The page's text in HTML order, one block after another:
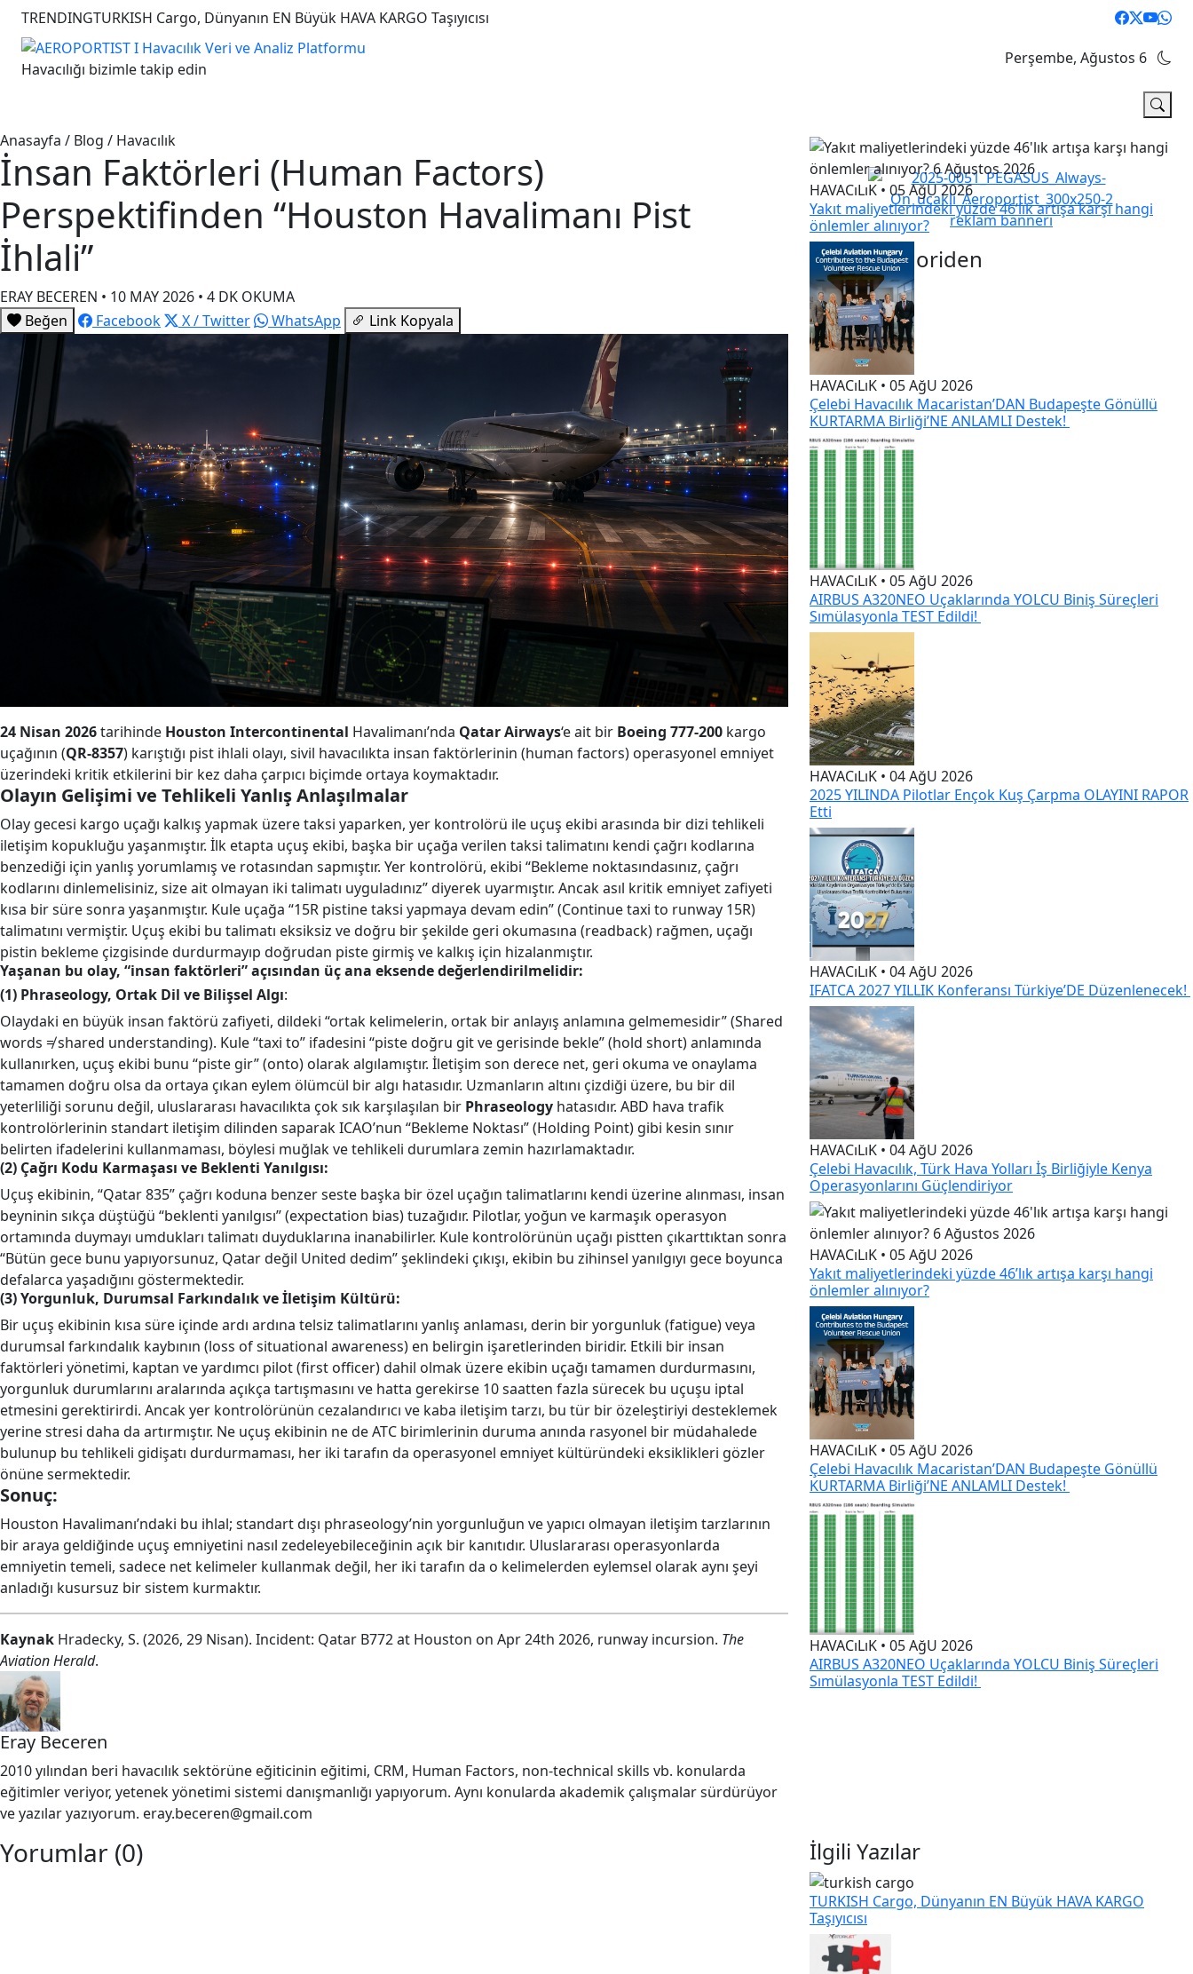
TRENDINGTURKISH Cargo, Dünyanın EN Büyük HAVA KARGO Taşıyıcısı
Havacılığı bizimle takip edin
Perşembe, Ağustos 6
Anasayfa / Blog / Havacılık
İnsan Faktörleri (Human Factors)
Perspektifinden “Houston Havalimanı Pist
İhlali”
ERAY BECEREN • 10 MAY 2026 • 4 DK OKUMA
Beğen
Facebook X / Twitter WhatsApp Link Kopyala
24 Nisan 2026tarihinde Houston Intercontinental Havalimanı’nda Qatar Airways‘e ait bir Boeing 777-200 kargo
uçağının (QR-8357) karıştığı pist ihlali olayı, sivil havacılıkta insan faktörlerinin (human factors) operasyonel emniyet
üzerindeki kritik etkilerini bir kez daha çarpıcı biçimde ortaya koymaktadır.
Olayın Gelişimi ve Tehlikeli Yanlış Anlaşılmalar
Olay gecesi kargo uçağı kalkış yapmak üzere taksi yaparken, yer kontrolörü ile uçuş ekibi arasında bir dizi tehlikeli
iletişim kopukluğu yaşanmıştır. İlk etapta uçuş ekibi, başka bir uçağa verilen taksi talimatını kendi çağrı kodlarına
benzediği için yanlış yorumlamış ve rotasından sapmıştır. Yer kontrolörü, ekibi “Bekleme noktasındasınız, çağrı
kodlarını dinlemelisiniz, size ait olmayan iki talimatı uyguladınız” diyerek uyarmıştır. Ancak asıl kritik emniyet zafiyeti
kısa bir süre sonra yaşanmıştır. Kule uçağa “15R pistine taksi yapmaya devam edin” (Continue taxi to runway 15R)
talimatını vermiştir. Uçuş ekibi bu talimatı eksiksiz ve doğru bir şekilde geri okumasına (readback) rağmen, uçağı
pistin bekleme çizgisinde durdurmayıp doğrudan piste girmiş ve kalkış için hizalanmıştır.
Yaşanan bu olay, “insan faktörleri” açısından üç ana eksende değerlendirilmelidir:
(1) Phraseology, Ortak Dil ve Bilişsel Algı:
Olaydaki en büyük insan faktörü zafiyeti, dildeki “ortak kelimelerin, ortak bir anlayış anlamına gelmemesidir” (Shared
words ≠ shared understanding). Kule “taxi to” ifadesini “piste doğru git ve gerisinde bekle” (hold short) anlamında
kullanırken, uçuş ekibi bunu “piste gir” (onto) olarak algılamıştır. İletişim son derece net, geri okuma ve onaylama
tamamen doğru olsa da ortaya çıkan eylem ölümcül bir algı hatasıdır. Uzmanların altını çizdiği üzere, bu bir dil
yeterliliği sorunu değil, uluslararası havacılıkta çok sık karşılaşılan bir Phraseology hatasıdır. ABD hava trafik
kontrolörlerinin standart iletişim dilinden saparak ICAO’nun “Bekleme Noktası” (Holding Point) gibi kesin sınır
belirten ifadelerini kullanmaması, böylesi muğlak ve tehlikeli durumlara zemin hazırlamaktadır.
(2) Çağrı Kodu Karmaşası ve Beklenti Yanılgısı:
Uçuş ekibinin, “Qatar 835” çağrı koduna benzer seste başka bir özel uçağın talimatlarını kendi üzerine alınması, insan
beyninin sıkça düştüğü “beklenti yanılgısı” (expectation bias) tuzağıdır. Pilotlar, yoğun ve karmaşık operasyon
ortamında duymayı umdukları talimatı duyduklarına inanabilirler. Kule kontrolörünün uçağı pistten çıkarttıktan sonra
“Bütün gece bunu yapıyorsunuz, Qatar değil United dedim” şeklindeki çıkışı, ekibin bu zihinsel yanılgıyı gece boyunca
defalarca yaşadığını göstermektedir.
(3) Yorgunluk, Durumsal Farkındalık ve İletişim Kültürü:
Bir uçuş ekibinin kısa süre içinde ardı ardına telsiz talimatlarını yanlış anlaması, derin bir yorgunluk (fatigue) veya
durumsal farkındalık kaybının (loss of situational awareness) en belirgin işaretlerinden biridir. Etkili bir insan
faktörleri yönetimi, kaptan ve yardımcı pilot (first officer) dahil olmak üzere ekibin uçağı tamamen durdurmasını,
yorgunluk durumlarını aralarında açıkça tartışmasını ve hatta gerekirse 10 saatten fazla sürecek bu uçuşu iptal
etmesini gerektirirdi. Ancak yer kontrolörünün cezalandırıcı ve kaba iletişim tarzı, bu tür bir özeleştiriyi desteklemek
yerine stresi daha da artırmıştır. Ne uçuş ekibinin ne de ATC birimlerinin duruma anında rasyonel bir müdahalede
bulunup bu tehlikeli gidişatı durdurmaması, her iki tarafın da operasyonel emniyet kültüründeki eksiklikleri gözler
önüne sermektedir.
Sonuç:
Houston Havalimanı’ndaki bu ihlal; standart dışı phraseology’nin yorgunluğun ve yapıcı olmayan iletişim tarzlarının
bir araya geldiğinde uçuş emniyetini nasıl zedeleyebileceğinin açık bir kanıtıdır. Uluslararası operasyonlarda
emniyetin temeli, sadece net kelimeler kullanmak değil, her iki tarafın da o kelimelerden eylemsel olarak aynı şeyi
anladığı kusursuz bir sistem kurmaktır.
Kaynak Hradecky, S. (2026, 29 Nisan). Incident: Qatar B772 at Houston on Apr 24th 2026, runway incursion. The
Aviation Herald.
Eray Beceren
2010 yılından beri havacılık sektörüne eğiticinin eğitimi, CRM, Human Factors, non-technical skills vb. konularda
eğitimler veriyor, yetenek yönetimi sistemi danışmanlığı yapıyorum. Aynı konularda akademik çalışmalar sürdürüyor
ve yazılar yazıyorum. eray.beceren@gmail.com
Yorumlar (0)
Aynı Kategoriden
Yakıt maliyetlerindeki yüzde 46’lık artışa karşı hangi
HAVACıLıK • 05 AğU 2026
Çelebi Havacılık Macaristan’DAN Budapeşte Gönüllü
KURTARMA Birliği’NE ANLAMLI Destek!
HAVACıLıK • 05 AğU 2026
AIRBUS A320NEO Uçaklarında YOLCU Biniş Süreçleri
Sımülasyonla TEST Edildi!
HAVACıLıK • 04 AğU 2026
2025 YILINDA Pilotlar Ençok Kuş Çarpma OLAYINI RAPOR
Etti
HAVACıLıK • 04 AğU 2026
IFATCA 2027 YILLIK Konferansı Türkiye’DE Düzenlenecek!
HAVACıLıK • 04 AğU 2026
Çelebi Havacılık, Türk Hava Yolları İş Birliğiyle Kenya
Operasyonlarını Güçlendiriyor
HAVACıLıK • 05 AğU 2026
Yakıt maliyetlerindeki yüzde 46’lık artışa karşı hangi
önlemler alınıyor?
HAVACıLıK • 05 AğU 2026
Çelebi Havacılık Macaristan’DAN Budapeşte Gönüllü
KURTARMA Birliği’NE ANLAMLI Destek!
HAVACıLıK • 05 AğU 2026
AIRBUS A320NEO Uçaklarında YOLCU Biniş Süreçleri
Sımülasyonla TEST Edildi!
İlgili Yazılar
TURKISH Cargo, Dünyanın EN Büyük HAVA KARGO
Taşıyıcısı